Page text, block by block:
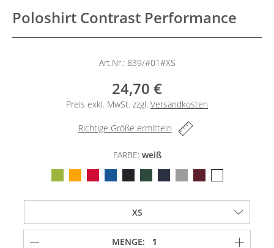
Poloshirt Contrast Performance
Art.Nr.: 839/#01#XS
24,70 €
Preis exkl. MwSt. zzgl. Versandkosten
Richtige Größe ermitteln
FARBE: weiß
MENGE: